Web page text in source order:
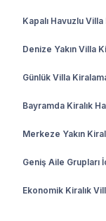
Kapalı Havuzlu
Denize Yakın Villa
Günlük Villa
Bayramda Kiralık
Merkeze Yakın
Geniş Aile Grupları
Ekonomik Kiralık